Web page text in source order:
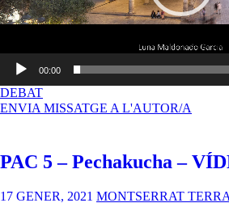
00:00
DEBATA
PAC
ENVIA MISSATGE A L'AUTOR/A
PAC 5 – Pechakucha –
17 GENER, 2021 MONTSERRAT